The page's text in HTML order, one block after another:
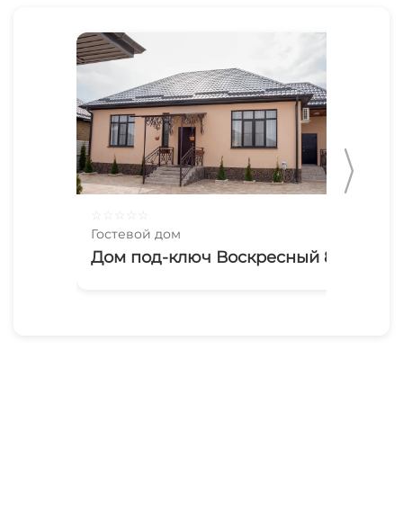
Гостевой дом
Дом под-ключ Воскресный 8